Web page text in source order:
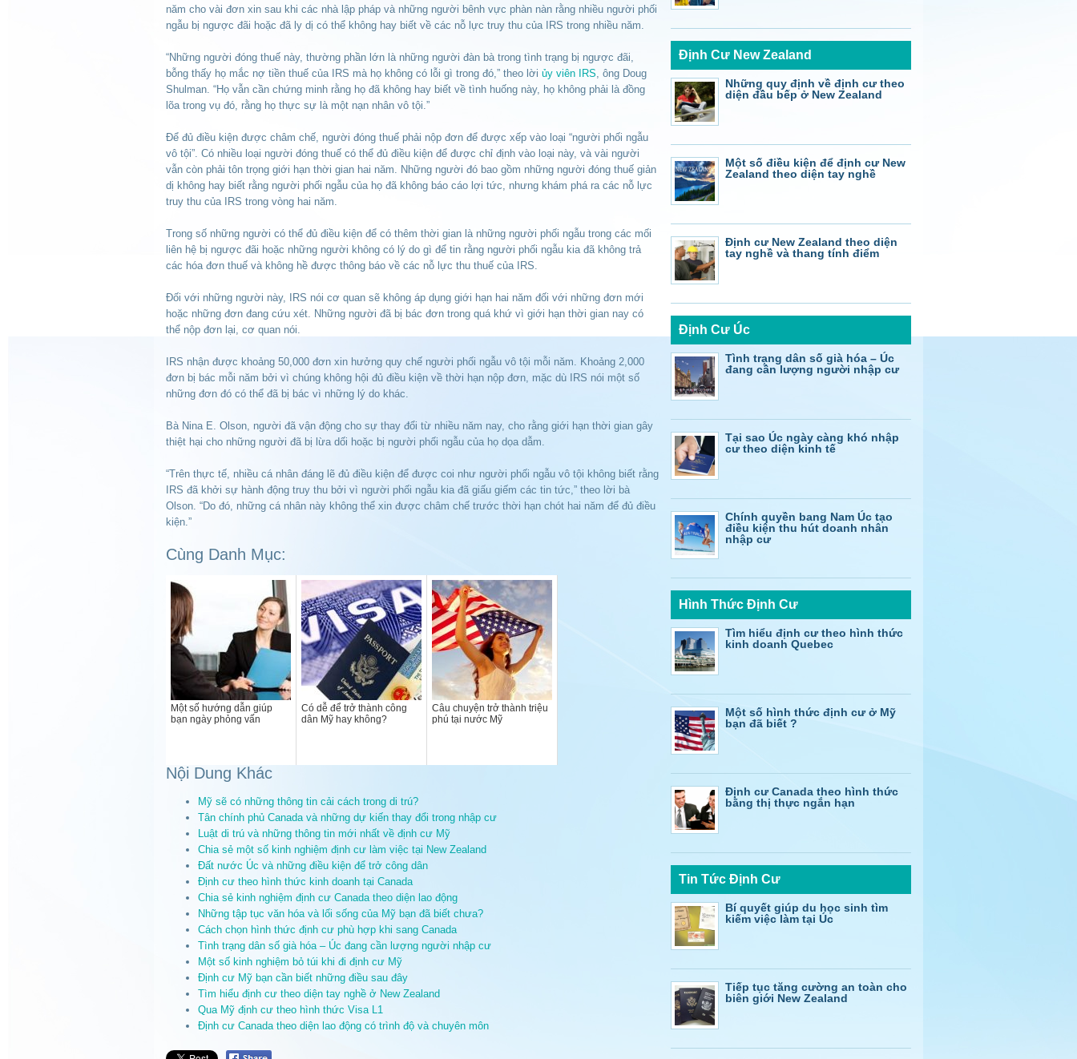
năm cho vài đơn xin sau khi các nhà lập pháp và những người bênh vực phàn nàn rằng nhiều người phối
ngẫu bị ngược đãi hoặc đã ly dị có thể không hay biết về các nỗ lực truy thu của IRS trong nhiều năm.
“Những người đóng thuế này, thường phần lớn là những người đàn bà trong tình trạng bị ngược đãi,
bỗng thấy họ mắc nợ tiền thuế của IRS mà họ không có lỗi gì trong đó,” theo lời ủy viên IRS , ông Doug
Shulman. “Họ vẫn cần chứng minh rằng họ đã không hay biết về tình huống này, họ không phải là đồng
lõa trong vụ đó, rằng họ thực sự là một nạn nhân vô tội.”
Ðể đủ điều kiện được châm chế, người đóng thuế phải nộp đơn để được xếp vào loại “người phối ngẫu
vô tội”. Có nhiều loại người đóng thuế có thể đủ điều kiện để được chỉ định vào loại này, và vài người
vẫn còn phải tôn trọng giới hạn thời gian hai năm. Những người đó bao gồm những người đóng thuế giản
dị không hay biết rằng người phối ngẫu của họ đã không báo cáo lợi tức, nhưng khám phá ra các nỗ lực
truy thu của IRS trong vòng hai năm.
Trong số những người có thể đủ điều kiện để có thêm thời gian là những người phối ngẫu trong các mối
liên hệ bị ngược đãi hoặc những người không có lý do gì để tin rằng người phối ngẫu kia đã không trả
các hóa đơn thuế và không hề được thông báo về các nỗ lực thu thuế của IRS.
Ðối với những người này, IRS nói cơ quan sẽ không áp dụng giới hạn hai năm đối với những đơn mới
hoặc những đơn đang cứu xét. Những người đã bị bác đơn trong quá khứ vì giới hạn thời gian nay có
thể nộp đơn lại, cơ quan nói.
IRS nhận được khoảng 50,000 đơn xin hưởng quy chế người phối ngẫu vô tội mỗi năm. Khoảng 2,000
đơn bị bác mỗi năm bởi vì chúng không hội đủ điều kiện về thời hạn nộp đơn, mặc dù IRS nói một số
những đơn đó có thể đã bị bác vì những lý do khác.
Bà Nina E. Olson, người đã vận động cho sự thay đổi từ nhiều năm nay, cho rằng giới hạn thời gian gây
thiệt hại cho những người đã bị lừa dối hoặc bị người phối ngẫu của họ dọa dẫm.
“Trên thực tế, nhiều cá nhân đáng lẽ đủ điều kiện để được coi như người phối ngẫu vô tội không biết rằng
IRS đã khởi sự hành động truy thu bởi vì người phối ngẫu kia đã giấu giếm các tin tức,” theo lời bà
Olson. “Do đó, những cá nhân này không thể xin được châm chế trước thời hạn chót hai năm để đủ điều
kiện.”
Cùng Danh Mục:
Một số hướng dẫn giúp
bạn ngày phỏng vấn
Có dễ để trở thành công
dân Mỹ hay không?
Câu chuyện trở thành triệu
phú tại nước Mỹ
Nội Dung Khác
Mỹ sẽ có những thông tin cải cách trong di trú?
Tân chính phủ Canada và những dự kiến thay đổi trong nhập cư
Luật di trú và những thông tin mới nhất về định cư Mỹ
Chia sẻ một số kinh nghiệm định cư làm việc tại New Zealand
Đất nước Úc và những điều kiện để trở công dân
Định cư theo hình thức kinh doanh tại Canada
Chia sẻ kinh nghiệm định cư Canada theo diện lao động
Những tập tục văn hóa và lối sống của Mỹ bạn đã biết chưa?
Cách chọn hình thức định cư phù hợp khi sang Canada
Tình trạng dân số già hóa – Úc đang cần lượng người nhập cư
Một số kinh nghiệm bỏ túi khi đi định cư Mỹ
Định cư Mỹ bạn cần biết những điều sau đây
Tìm hiểu định cư theo diện tay nghề ở New Zealand
Qua Mỹ định cư theo hình thức Visa L1
Định cư Canada theo diện lao động có trình độ và chuyên môn
Định Cư New Zealand
Những quy định về định cư theo
diện đầu bếp ở New Zealand
Một số điều kiện để định cư New
Zealand theo diện tay nghề
Định cư New Zealand theo diện
tay nghề và thang tính điểm
Định Cư Úc
Tình trạng dân số già hóa – Úc
đang cần lượng người nhập cư
Tại sao Úc ngày càng khó nhập
cư theo diện kinh tế
Chính quyền bang Nam Úc tạo
điều kiện thu hút doanh nhân
nhập cư
Hình Thức Định Cư
Tìm hiểu định cư theo hình thức
kinh doanh Quebec
Một số hình thức định cư ở Mỹ
bạn đã biết ?
Định cư Canada theo hình thức
bằng thị thực ngắn hạn
Tin Tức Định Cư
Bí quyết giúp du học sinh tìm
kiếm việc làm tại Úc
Tiếp tục tăng cường an toàn cho
biên giới New Zealand